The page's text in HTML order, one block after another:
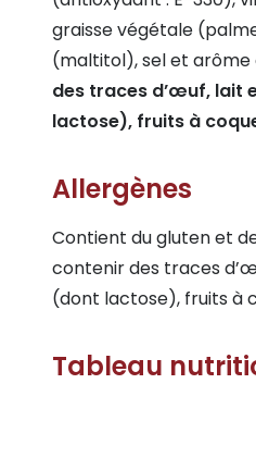
graisse végétale
(maltitol), sel et arôme
des traces d’œuf, lait
lactose), fruits à
Allergènes
Contient du gluten et
contenir des traces
(dont lactose), fruits à
Tableau